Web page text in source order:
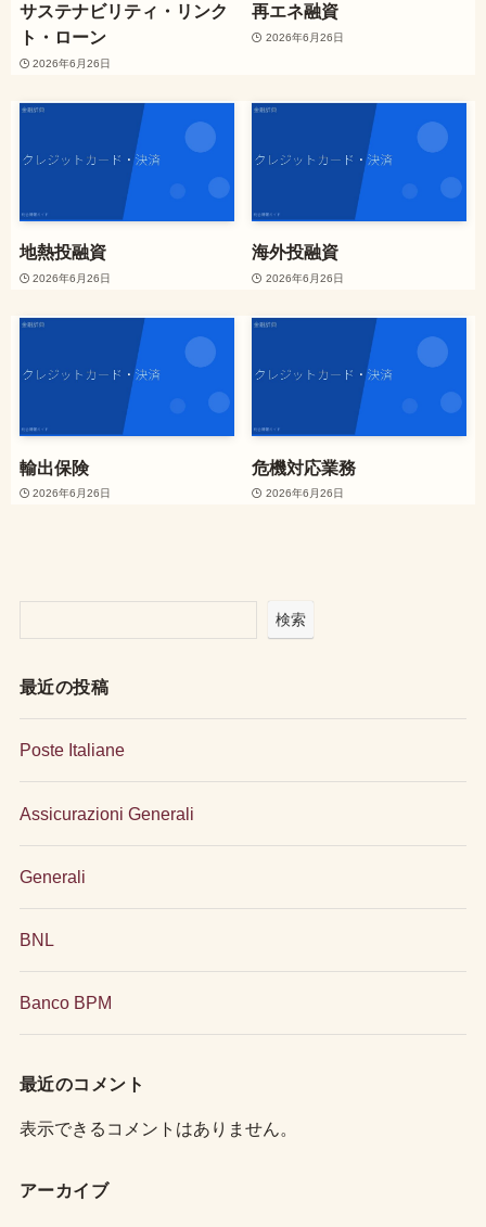
サステナビリティ・リンク
ト・ローン
2026年6月26日
再エネ融資
2026年6月26日
地熱投融資
2026年6月26日
海外投融資
2026年6月26日
輸出保険
2026年6月26日
危機対応業務
2026年6月26日
検索
最近の投稿
Poste Italiane
Assicurazioni Generali
Generali
BNL
Banco BPM
最近のコメント
表示できるコメントはありません。
アーカイブ